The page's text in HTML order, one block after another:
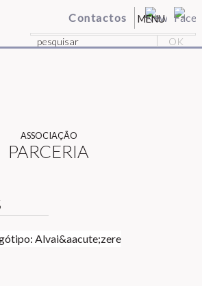
Contactos MENU
ASSOCIAÇÃO
PARCERIA